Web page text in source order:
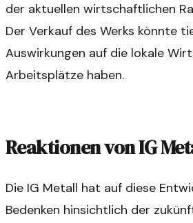
der aktuellen wirtschaftlichen
Der Verkauf des Werks könnte
Auswirkungen auf die lokale
Arbeitsplätze haben.
Reaktionen von IG
Die IG Metall hat auf diese
Bedenken hinsichtlich der